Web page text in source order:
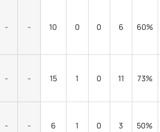
- - 10 0 0 6 60%
- - 15 1 0 11 73%
- - 6 1 0 3 50%